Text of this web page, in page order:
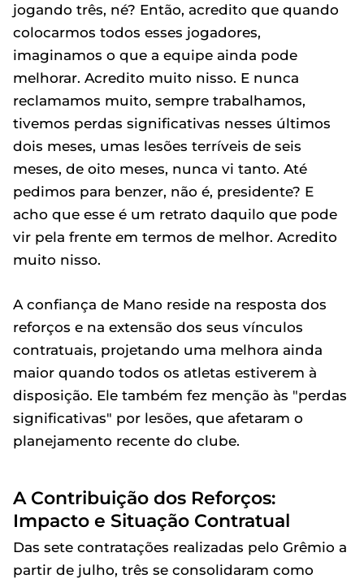
jogando três, né? Então, acredito que quando
colocarmos todos esses jogadores,
imaginamos o que a equipe ainda pode
melhorar. Acredito muito nisso. E nunca
reclamamos muito, sempre trabalhamos,
tivemos perdas significativas nesses últimos
dois meses, umas lesões terríveis de seis
meses, de oito meses, nunca vi tanto. Até
pedimos para benzer, não é, presidente? E
acho que esse é um retrato daquilo que pode
vir pela frente em termos de melhor. Acredito
muito nisso.
A confiança de Mano reside na resposta dos
reforços e na extensão dos seus vínculos
contratuais, projetando uma melhora ainda
maior quando todos os atletas estiverem à
disposição. Ele também fez menção às "perdas
significativas" por lesões, que afetaram o
planejamento recente do clube.
A Contribuição dos Reforços:
Impacto e Situação Contratual
Das sete contratações realizadas pelo Grêmio a
partir de julho, três se consolidaram como